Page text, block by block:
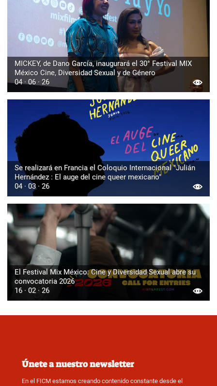
MICKEY, de Dano García, inaugurará el 30° Festival MIX
México Cine, Diversidad Sexual y de Género
04 · 06 · 26
Se realizará en Francia el Coloquio Internacional "Julián
Hernández : El auge del cine queer mexicano"
04 · 03 · 26
El Festival Mix México: Cine y Diversidad Sexual abre su
convocatoria 2026
16 · 02 · 26
Únete a nuestro newsletter
En el FICM estamos creando contenido constante desde el